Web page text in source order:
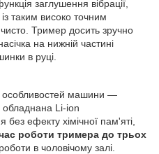
заглушення вібрації,
таким високо точним
Тример досить зручно
на нижній частині
в руці.
особливостей машини —
обладнана Li-ion
ефекту хімічної пам'яті,
роботи тримера до трьох
в чоловічому залі.